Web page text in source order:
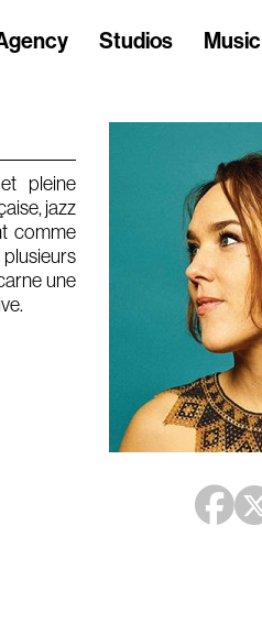
Studios Music
pleine
jazz
comme
une